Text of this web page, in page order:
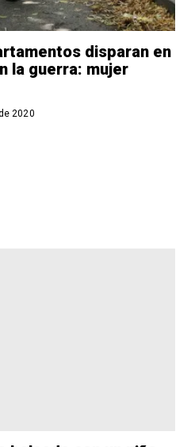
disparan en
la guerra: mujer
2020